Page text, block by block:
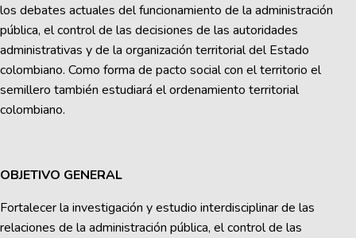
los debates actuales del funcionamiento de la administración
pública, el control de las decisiones de las autoridades
administrativas y de la organización territorial del Estado
colombiano. Como forma de pacto social con el territorio el
semillero también estudiará el ordenamiento territorial
colombiano.
OBJETIVO GENERAL
Fortalecer la investigación y estudio interdisciplinar de las
relaciones de la administración pública, el control de las